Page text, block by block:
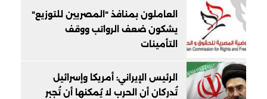
العاملون بمنافذ "المصريين للتوزيع"
يشكون ضعف الرواتب ووقف
التأمينات
الرئيس الإيراني: أمريكا وإسرائيل
تُدركان أن الحرب لا يُمكنها أن تُجبر